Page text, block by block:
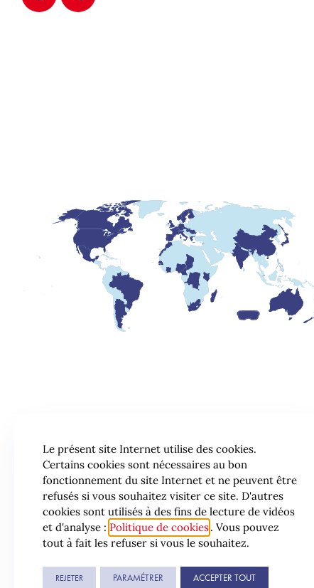
© 2026 Lexing
Le présent site Internet utilise des cookies.
Certains cookies sont nécessaires au bon
fonctionnement du site Internet et ne peuvent être
refusés si vous souhaitez visiter ce site. D'autres
cookies sont utilisés à des fins de lecture de vidéos
et d'analyse : Politique de cookies. Vous pouvez
tout à fait les refuser si vous le souhaitez.
REJETER PARAMÉTRER ACCEPTER TOUT